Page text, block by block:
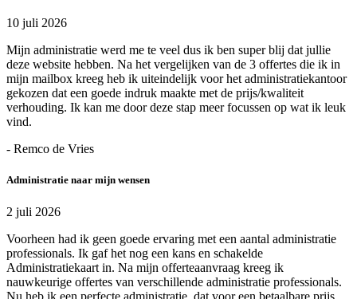
10 juli 2026
Mijn administratie werd me te veel dus ik ben super blij dat jullie
deze website hebben. Na het vergelijken van de 3 offertes die ik in
mijn mailbox kreeg heb ik uiteindelijk voor het administratiekantoor
gekozen dat een goede indruk maakte met de prijs/kwaliteit
verhouding. Ik kan me door deze stap meer focussen op wat ik leuk
vind.
- Remco de Vries
Administratie naar mijn wensen
2 juli 2026
Voorheen had ik geen goede ervaring met een aantal administratie
professionals. Ik gaf het nog een kans en schakelde
Administratiekaart in. Na mijn offerteaanvraag kreeg ik
nauwkeurige offertes van verschillende administratie professionals.
Nu heb ik een perfecte administratie, dat voor een betaalbare prijs.